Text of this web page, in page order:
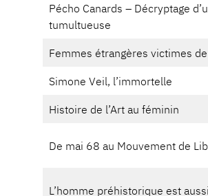
Pécho Canards – Décryptage
tumultueuse
Femmes étrangères victimes
Simone Veil, l’immortelle
Histoire de l’Art au féminin
De mai 68 au Mouvement de
L’homme préhistorique est